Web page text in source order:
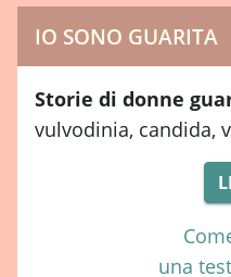
IO SONO GUARITA
Storie di donne
vulvodinia, candida,
una